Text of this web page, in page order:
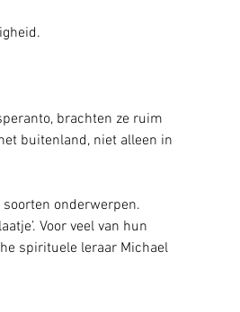
brachten ze ruim
buitenland, niet alleen in
onderwerpen.
Voor veel van hun
spirituele leraar Michael